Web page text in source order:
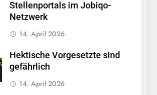
Stellenportals im Jobiqo-
Netzwerk
14. April 2026
Hektische Vorgesetzte sind
gefährlich
14. April 2026